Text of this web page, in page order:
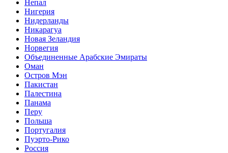
Непал
Нигерия
Нидерланды
Никарагуа
Новая Зеландия
Норвегия
Объединенные Арабские Эмираты
Оман
Остров Мэн
Пакистан
Палестина
Панама
Перу
Польша
Португалия
Пуэрто-Рико
Россия